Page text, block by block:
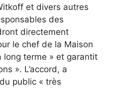
et divers autres
des
directement
le chef de la Maison
long terme » et garantit
». L’accord, a
public « très